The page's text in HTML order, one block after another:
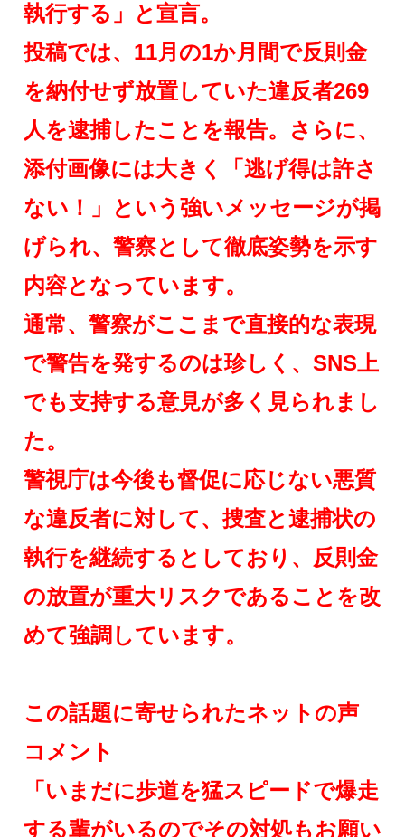
執行する」と宣言。
投稿では、11月の1か月間で反則金
を納付せず放置していた違反者269
人を逮捕したことを報告。さらに、
添付画像には大きく「逃げ得は許さ
ない！」という強いメッセージが掲
げられ、警察として徹底姿勢を示す
内容となっています。
通常、警察がここまで直接的な表現
で警告を発するのは珍しく、SNS上
でも支持する意見が多く見られまし
た。
警視庁は今後も督促に応じない悪質
な違反者に対して、捜査と逮捕状の
執行を継続するとしており、反則金
の放置が重大リスクであることを改
めて強調しています。
この話題に寄せられたネットの声
コメント
「いまだに歩道を猛スピードで爆走
する輩がいるのでその対処もお願い